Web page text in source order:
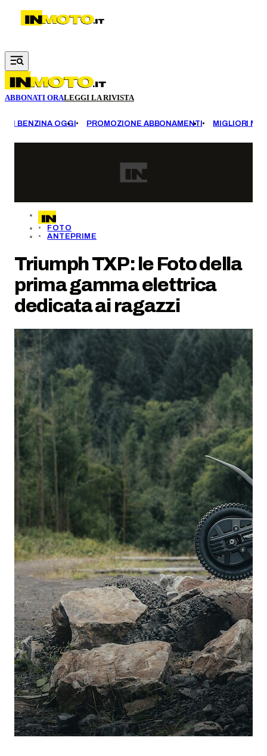
Vai al contenuto principale
ABBONATI ORALEGGI LA RIVISTA
BENZINA OGGI PROMOZIONE ABBONAMENTI MIGLIORI
FOTO
ANTEPRIME
Triumph TXP: le Foto della
prima gamma elettrica
dedicata ai ragazzi